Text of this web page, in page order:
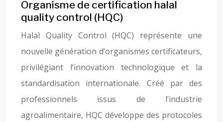
Organisme de certification halal
quality control (HQC)
Halal Quality Control (HQC) représente une
nouvelle génération d’organismes certificateurs,
privilégiant l’innovation technologique et la
standardisation internationale. Créé par des
professionnels issus de l’industrie
agroalimentaire, HQC développe des protocoles